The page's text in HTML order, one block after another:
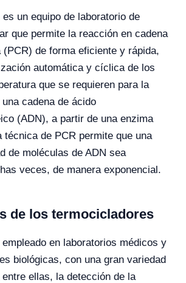
un equipo de laboratorio de
que permite la reacción en cadena
(PCR) de forma eficiente y rápida,
automática y cíclica de los
que se requieren para la
cadena de ácido
(ADN), a partir de una enzima
técnica de PCR permite que una
de moléculas de ADN sea
veces, de manera exponencial.
de los termocicladores
en laboratorios médicos y
biológicas, con una gran variedad
ellas, la detección de la